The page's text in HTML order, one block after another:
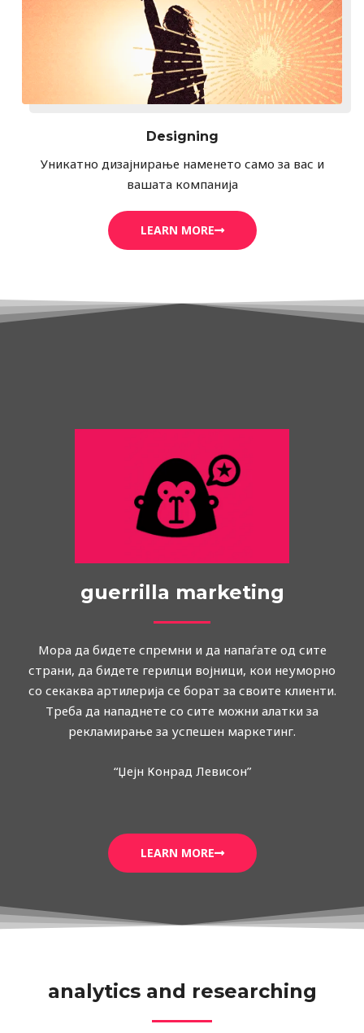
Designing
Уникатно дизајнирање наменето само за вас и
вашата компанија
LEARN MORE
guerrilla marketing
Мора да бидете спремни и да напаѓате од сите
страни, да бидете герилци војници, кои неуморно
со секаква артилерија се борат за своите клиенти.
Треба да нападнете со сите можни алатки за
рекламирање за успешен маркетинг.
“Џејн Конрад Левисон”
LEARN MORE
analytics and researching